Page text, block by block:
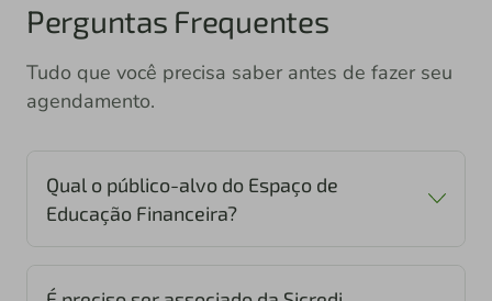
Perguntas Frequentes
Tudo que você precisa saber antes de fazer seu
agendamento.
Qual o público-alvo do Espaço de
Educação Financeira?